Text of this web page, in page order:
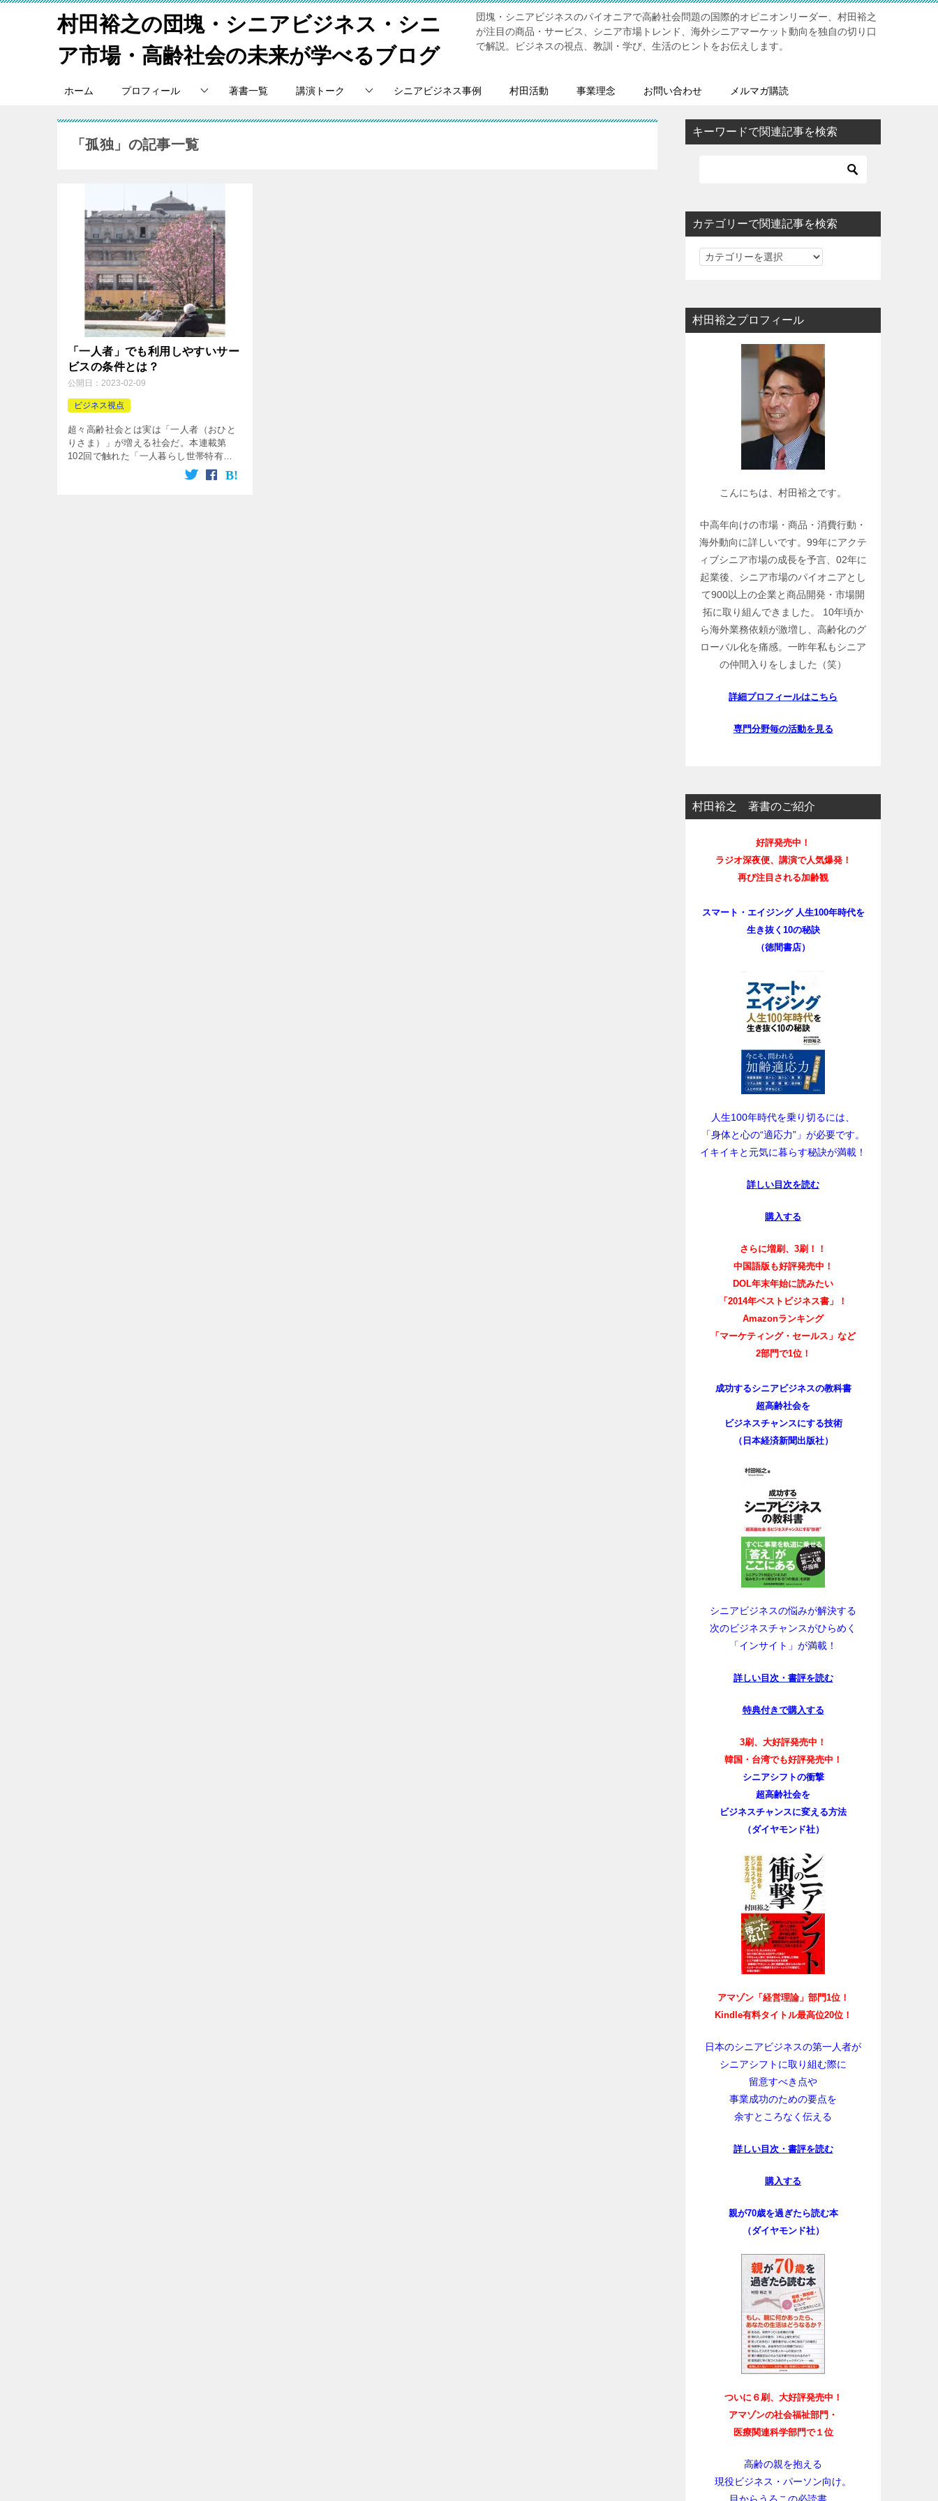
村田裕之の団塊・シニアビジネス・シニ
ア市場・高齢社会の未来が学べるブログ
団塊・シニアビジネスのパイオニアで高齢社会問題の国際的オピニオンリーダー、村田裕之
が注目の商品・サービス、シニア市場トレンド、海外シニアマーケット動向を独自の切り口
で解説。ビジネスの視点、教訓・学び、生活のヒントをお伝えします。
ホーム プロフィール 著書一覧 講演トーク シニアビジネス事例 村田活動 事業理念 お問い合わせ メルマガ購読
「孤独」の記事一覧
「一人者」でも利用しやすいサー
ビスの条件とは？
公開日： 2023-02-09
ビジネス視点
超々高齢社会とは実は「一人者（おひと
りさま）」が増える社会だ。本連載第
102回で触れた「一人暮らし世帯特有の
価値」を組み込んだ商品は、必ず一定量
の需要がある。一方、複数での利用が前
キーワードで関連記事を検索
カテゴリーで関連記事を検索
カ
リ
ー
村田裕之プロフィール
こんにちは、村田裕之です。
中高年向けの市場・商品・消費行動・
海外動向に詳しいです。99年にアクテ
ィブシニア市場の成長を予言、02年に
起業後、シニア市場のパイオニアとし
て900以上の企業と商品開発・市場開
拓に取り組んできました。 10年頃か
ら海外業務依頼が激増し、高齢化のグ
ローバル化を痛感。一昨年私もシニア
の仲間入りをしました（笑）
詳細プロフィールはこちら
専門分野毎の活動を見る
村田裕之 著書のご紹介
好評発売中！
ラジオ深夜便、講演で人気爆発！
再び注目される加齢観
スマート・エイジング 人生100年時代を
生き抜く10の秘訣
（徳間書店）
人生100年時代を乗り切るには、
「身体と心の“適応力”」が必要です。
イキイキと元気に暮らす秘訣が満載！
詳しい目次を読む
購入する
さらに増刷、3刷！！
中国語版も好評発売中！
DOL年末年始に読みたい
「2014年ベストビジネス書」！
Amazonランキング
「マーケティング・セールス」など
2部門で1位！
成功するシニアビジネスの教科書
超高齢社会を
ビジネスチャンスにする技術
（日本経済新聞出版社）
シニアビジネスの悩みが解決する
次のビジネスチャンスがひらめく
「インサイト」が満載！
詳しい目次・書評を読む
特典付きで購入する
3刷、大好評発売中！
韓国・台湾でも好評発売中！
シニアシフトの衝撃
超高齢社会を
ビジネスチャンスに変える方法
（ダイヤモンド社）
アマゾン「経営理論」部門1位！
Kindle有料タイトル最高位20位！
日本のシニアビジネスの第一人者が
シニアシフトに取り組む際に
留意すべき点や
事業成功のための要点を
余すところなく伝える
詳しい目次・書評を読む
購入する
親が70歳を過ぎたら読む本
（ダイヤモンド社）
ついに６刷、大好評発売中！
アマゾンの社会福祉部門・
医療関連科学部門で１位
高齢の親を抱える
現役ビジネス・パーソン向け。
目からうろこの必読書。